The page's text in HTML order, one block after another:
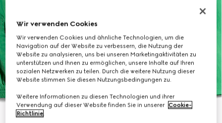
Wir verwenden Cookies
Wir verwenden Cookies und ähnliche Technologien, um die
Navigation auf der Website zu verbessern, die Nutzung der
Website zu analysieren, uns bei unseren Marketingaktivitäten zu
unterstützen und Ihnen zu ermöglichen, unsere Inhalte auf Ihren
sozialen Netzwerken zu teilen. Durch die weitere Nutzung dieser
Website stimmen Sie diesen Nutzungsbedingungen zu.
Weitere Informationen zu diesen Technologien und ihrer
Verwendung auf dieser Website finden Sie in unserer Cookie-
Richtlinie.